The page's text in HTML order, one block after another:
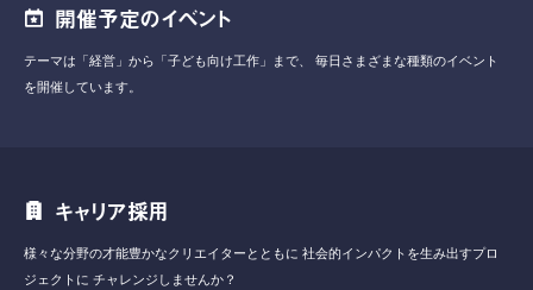
開催予定のイベント
テーマは「経営」から「子ども向け工作」まで、
毎日さまざまな種類のイベント
を開催しています。
キャリア採用
様々な分野の才能豊かなクリエイターとともに 社会的インパクトを生み出すプロ
ジェクトに チャレンジしませんか？